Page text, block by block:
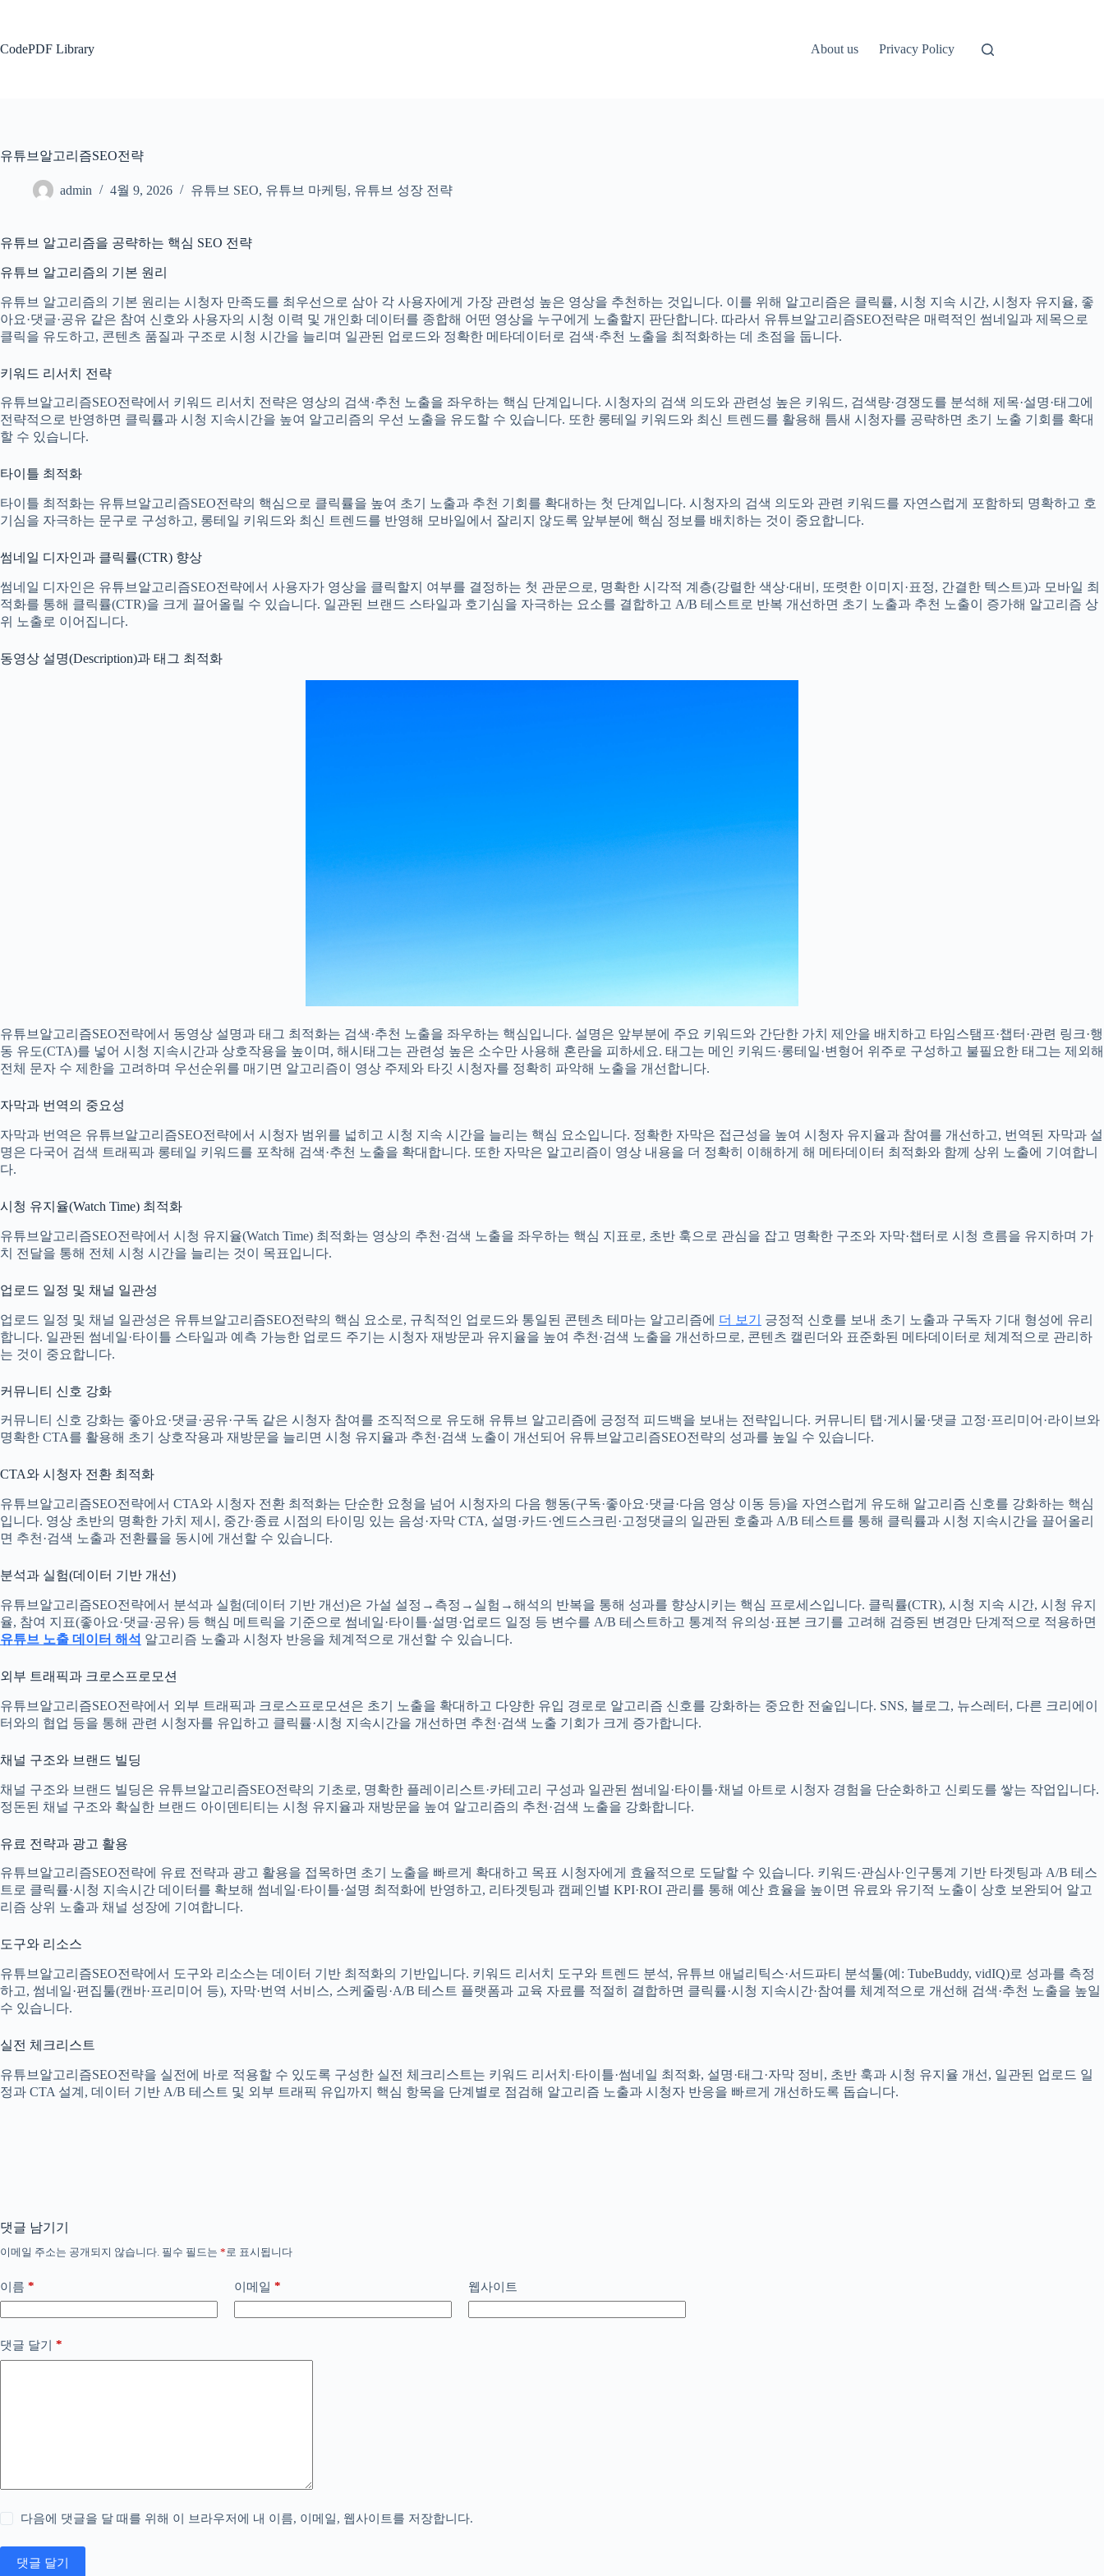
으
CodePDF Library About us Privacy Policy
유튜브알고리즘SEO전략
admin 4월 9, 2026 유튜브 SEO, 유튜브 마케팅, 유튜브 성장 전략
유튜브 알고리즘을 공략하는 핵심 SEO 전략
유튜브 알고리즘의 기본 원리
유튜브 알고리즘의 기본 원리는 시청자 만족도를 최우선으로 삼아 각 사용자에게 가장 관련성 높은 영상을 추천하는 것입니다. 이를 위해 알고리즘은 클릭률, 시청 지속 시간, 시청자 유지율, 좋
아요·댓글·공유 같은 참여 신호와 사용자의 시청 이력 및 개인화 데이터를 종합해 어떤 영상을 누구에게 노출할지 판단합니다. 따라서 유튜브알고리즘SEO전략은 매력적인 썸네일과 제목으로
클릭을 유도하고, 콘텐츠 품질과 구조로 시청 시간을 늘리며 일관된 업로드와 정확한 메타데이터로 검색·추천 노출을 최적화하는 데 초점을 둡니다.
키워드 리서치 전략
유튜브알고리즘SEO전략에서 키워드 리서치 전략은 영상의 검색·추천 노출을 좌우하는 핵심 단계입니다. 시청자의 검색 의도와 관련성 높은 키워드, 검색량·경쟁도를 분석해 제목·설명·태그에
전략적으로 반영하면 클릭률과 시청 지속시간을 높여 알고리즘의 우선 노출을 유도할 수 있습니다. 또한 롱테일 키워드와 최신 트렌드를 활용해 틈새 시청자를 공략하면 초기 노출 기회를 확대
할 수 있습니다.
타이틀 최적화
타이틀 최적화는 유튜브알고리즘SEO전략의 핵심으로 클릭률을 높여 초기 노출과 추천 기회를 확대하는 첫 단계입니다. 시청자의 검색 의도와 관련 키워드를 자연스럽게 포함하되 명확하고 호
기심을 자극하는 문구로 구성하고, 롱테일 키워드와 최신 트렌드를 반영해 모바일에서 잘리지 않도록 앞부분에 핵심 정보를 배치하는 것이 중요합니다.
썸네일 디자인과 클릭률(CTR) 향상
썸네일 디자인은 유튜브알고리즘SEO전략에서 사용자가 영상을 클릭할지 여부를 결정하는 첫 관문으로, 명확한 시각적 계층(강렬한 색상·대비, 또렷한 이미지·표정, 간결한 텍스트)과 모바일 최
적화를 통해 클릭률(CTR)을 크게 끌어올릴 수 있습니다. 일관된 브랜드 스타일과 호기심을 자극하는 요소를 결합하고 A/B 테스트로 반복 개선하면 초기 노출과 추천 노출이 증가해 알고리즘 상
위 노출로 이어집니다.
동영상 설명(Description)과 태그 최적화
유튜브알고리즘SEO전략에서 동영상 설명과 태그 최적화는 검색·추천 노출을 좌우하는 핵심입니다. 설명은 앞부분에 주요 키워드와 간단한 가치 제안을 배치하고 타임스탬프·챕터·관련 링크·행
동 유도(CTA)를 넣어 시청 지속시간과 상호작용을 높이며, 해시태그는 관련성 높은 소수만 사용해 혼란을 피하세요. 태그는 메인 키워드·롱테일·변형어 위주로 구성하고 불필요한 태그는 제외해
전체 문자 수 제한을 고려하며 우선순위를 매기면 알고리즘이 영상 주제와 타깃 시청자를 정확히 파악해 노출을 개선합니다.
자막과 번역의 중요성
자막과 번역은 유튜브알고리즘SEO전략에서 시청자 범위를 넓히고 시청 지속 시간을 늘리는 핵심 요소입니다. 정확한 자막은 접근성을 높여 시청자 유지율과 참여를 개선하고, 번역된 자막과 설
명은 다국어 검색 트래픽과 롱테일 키워드를 포착해 검색·추천 노출을 확대합니다. 또한 자막은 알고리즘이 영상 내용을 더 정확히 이해하게 해 메타데이터 최적화와 함께 상위 노출에 기여합니
다.
시청 유지율(Watch Time) 최적화
유튜브알고리즘SEO전략에서 시청 유지율(Watch Time) 최적화는 영상의 추천·검색 노출을 좌우하는 핵심 지표로, 초반 훅으로 관심을 잡고 명확한 구조와 자막·챕터로 시청 흐름을 유지하며 가
치 전달을 통해 전체 시청 시간을 늘리는 것이 목표입니다.
업로드 일정 및 채널 일관성
업로드 일정 및 채널 일관성은 유튜브알고리즘SEO전략의 핵심 요소로, 규칙적인 업로드와 통일된 콘텐츠 테마는 알고리즘에 더 보기
긍정적 신호를 보내 초기 노출과 구독자 기대 형성에 유리
합니다. 일관된 썸네일·타이틀 스타일과 예측 가능한 업로드 주기는 시청자 재방문과 유지율을 높여 추천·검색 노출을 개선하므로, 콘텐츠 캘린더와 표준화된 메타데이터로 체계적으로 관리하
는 것이 중요합니다.
커뮤니티 신호 강화
커뮤니티 신호 강화는 좋아요·댓글·공유·구독 같은 시청자 참여를 조직적으로 유도해 유튜브 알고리즘에 긍정적 피드백을 보내는 전략입니다. 커뮤니티 탭·게시물·댓글 고정·프리미어·라이브와
명확한 CTA를 활용해 초기 상호작용과 재방문을 늘리면 시청 유지율과 추천·검색 노출이 개선되어 유튜브알고리즘SEO전략의 성과를 높일 수 있습니다.
CTA와 시청자 전환 최적화
유튜브알고리즘SEO전략에서 CTA와 시청자 전환 최적화는 단순한 요청을 넘어 시청자의 다음 행동(구독·좋아요·댓글·다음 영상 이동 등)을 자연스럽게 유도해 알고리즘 신호를 강화하는 핵심
입니다. 영상 초반의 명확한 가치 제시, 중간·종료 시점의 타이밍 있는 음성·자막 CTA, 설명·카드·엔드스크린·고정댓글의 일관된 호출과 A/B 테스트를 통해 클릭률과 시청 지속시간을 끌어올리
면 추천·검색 노출과 전환률을 동시에 개선할 수 있습니다.
분석과 실험(데이터 기반 개선)
유튜브알고리즘SEO전략에서 분석과 실험(데이터 기반 개선)은 가설 설정→측정→실험→해석의 반복을 통해 성과를 향상시키는 핵심 프로세스입니다. 클릭률(CTR), 시청 지속 시간, 시청 유지
율, 참여 지표(좋아요·댓글·공유) 등 핵심 메트릭을 기준으로 썸네일·타이틀·설명·업로드 일정 등 변수를 A/B 테스트하고 통계적 유의성·표본 크기를 고려해 검증된 변경만 단계적으로 적용하면
유튜브 노출 데이터 해석 알고리즘 노출과 시청자 반응을 체계적으로 개선할 수 있습니다.
외부 트래픽과 크로스프로모션
유튜브알고리즘SEO전략에서 외부 트래픽과 크로스프로모션은 초기 노출을 확대하고 다양한 유입 경로로 알고리즘 신호를 강화하는 중요한 전술입니다. SNS, 블로그, 뉴스레터, 다른 크리에이
터와의 협업 등을 통해 관련 시청자를 유입하고 클릭률·시청 지속시간을 개선하면 추천·검색 노출 기회가 크게 증가합니다.
채널 구조와 브랜드 빌딩
채널 구조와 브랜드 빌딩은 유튜브알고리즘SEO전략의 기초로, 명확한 플레이리스트·카테고리 구성과 일관된 썸네일·타이틀·채널 아트로 시청자 경험을 단순화하고 신뢰도를 쌓는 작업입니다.
정돈된 채널 구조와 확실한 브랜드 아이덴티티는 시청 유지율과 재방문을 높여 알고리즘의 추천·검색 노출을 강화합니다.
유료 전략과 광고 활용
유튜브알고리즘SEO전략에 유료 전략과 광고 활용을 접목하면 초기 노출을 빠르게 확대하고 목표 시청자에게 효율적으로 도달할 수 있습니다. 키워드·관심사·인구통계 기반 타겟팅과 A/B 테스
트로 클릭률·시청 지속시간 데이터를 확보해 썸네일·타이틀·설명 최적화에 반영하고, 리타겟팅과 캠페인별 KPI·ROI 관리를 통해 예산 효율을 높이면 유료와 유기적 노출이 상호 보완되어 알고
리즘 상위 노출과 채널 성장에 기여합니다.
도구와 리소스
유튜브알고리즘SEO전략에서 도구와 리소스는 데이터 기반 최적화의 기반입니다. 키워드 리서치 도구와 트렌드 분석, 유튜브 애널리틱스·서드파티 분석툴(예: TubeBuddy, vidIQ)로 성과를 측정
하고, 썸네일·편집툴(캔바·프리미어 등), 자막·번역 서비스, 스케줄링·A/B 테스트 플랫폼과 교육 자료를 적절히 결합하면 클릭률·시청 지속시간·참여를 체계적으로 개선해 검색·추천 노출을 높일
수 있습니다.
실전 체크리스트
유튜브알고리즘SEO전략을 실전에 바로 적용할 수 있도록 구성한 실전 체크리스트는 키워드 리서치·타이틀·썸네일 최적화, 설명·태그·자막 정비, 초반 훅과 시청 유지율 개선, 일관된 업로드 일
정과 CTA 설계, 데이터 기반 A/B 테스트 및 외부 트래픽 유입까지 핵심 항목을 단계별로 점검해 알고리즘 노출과 시청자 반응을 빠르게 개선하도록 돕습니다.
댓글 남기기
이메일 주소는 공개되지 않습니다. 필수 필드는 * 로 표시됩니다
이름 * 이메일 * 웹사이트
댓글 달기 *
다음에 댓글을 달 때를 위해 이 브라우저에 내 이름, 이메일, 웹사이트를 저장합니다.
댓글 달기